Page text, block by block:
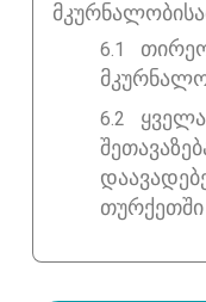
თურქეთში